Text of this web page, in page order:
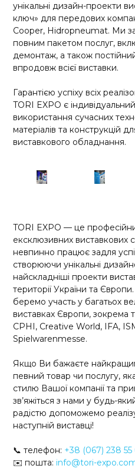
унікальні дизайн-проекти
ключ» для передових
Cooper, Hidropneumat. Ми
повним пакетом послуг,
демонтаж, а також
впродовж всієї виставки.
Гарантією успіху всіх
TORI EXPO є
використання сучасних
матеріалів та конструкцій
виставкового обладнання.
TORI EXPO — це
ексклюзивних виставкових
невпинно працює задля
створюючи унікальні
найскладніші проекти
території України та
беремо участь у багатьох
виставках Європи, зокрема
CPHI, Creative World, IFA,
Spielwarenmesse.
Якщо Ви бажаєте
певний товар чи послугу,
стилю Вашої компанії та
зв’яжіться з нами у будь-
радістю допоможемо
наступній виставці!
📞 телефон: +38 (067) 238 55
✉️ пошта: info@tori-